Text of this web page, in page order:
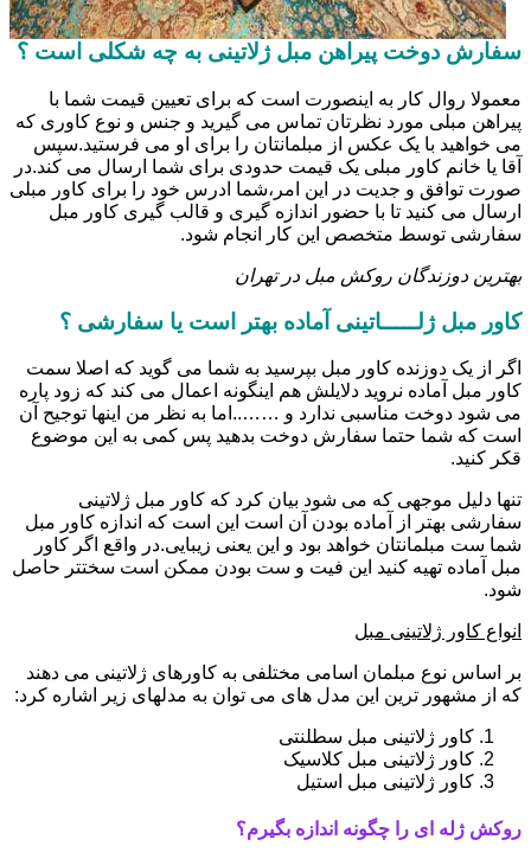
سفارش دوخت پیراهن مبل ژلاتینی به چه شکلی است ؟
معمولا روال کار به اینصورت است که برای تعیین قیمت شما با
پیراهن مبلی مورد نظرتان تماس می گیرید و جنس و نوع کاوری که
می خواهید با یک عکس از مبلمانتان را برای او می فرستید.سپس
آقا یا خانم کاور مبلی یک قیمت حدودی برای شما ارسال می کند.در
صورت توافق و جدیت در این امر،شما ادرس خود را برای کاور مبلی
ارسال می کنید تا با حضور اندازه گیری و قالب گیری کاور مبل
سفارشی توسط متخصص این کار انجام شود.
بهترین دوزندگان روکش مبل در تهران
کاور مبل ژلـــــاتینی آماده بهتر است یا سفارشی ؟
اگر از یک دوزنده کاور مبل بپرسید به شما می گوید که اصلا سمت
کاور مبل آماده نروید دلایلش هم اینگونه اعمال می کند که زود پاره
می شود دوخت مناسبی ندارد و ……..اما به نظر من اینها توجیح آن
است که شما حتما سفارش دوخت بدهید پس کمی به این موضوع
قکر کنید.
تنها دلیل موجهی که می شود بیان کرد که کاور مبل ژلاتینی
سفارشی بهتر از آماده بودن آن است این است که اندازه کاور مبل
شما ست مبلمانتان خواهد بود و این یعنی زیبایی.در واقع اگر کاور
مبل آماده تهیه کنید این فیت و ست بودن ممکن است سختتر حاصل
شود.
انواع کاور ژلاتینی مبل
بر اساس نوع مبلمان اسامی مختلفی به کاورهای ژلاتینی می دهند
که از مشهور ترین این مدل های می توان به مدلهای زیر اشاره کرد:
کاور ژلاتینی مبل سطلنتی
کاور ژلاتینی مبل کلاسیک
کاور ژلاتینی مبل استیل
روکش ژله ای را چگونه اندازه بگیرم؟